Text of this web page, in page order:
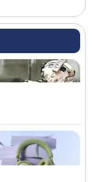
آغاز ثبت‌نام
راهبری هسته‌های
شرایط ورود به جشنواره رازی؛
خبرنگاران در خط
دارند
بین‌المللی منتشر
نسخه بازگشت
پژوهش